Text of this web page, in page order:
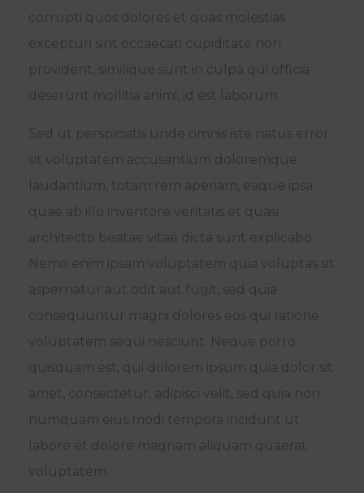
corrupti quos dolores et quas molestias
excepturi sint occaecati cupiditate non
provident, similique sunt in culpa qui officia
deserunt mollitia animi, id est laborum.
Sed ut perspiciatis unde omnis iste natus error
sit voluptatem accusantium doloremque
laudantium, totam rem aperiam, eaque ipsa
quae ab illo inventore veritatis et quasi
architecto beatae vitae dicta sunt explicabo.
Nemo enim ipsam voluptatem quia voluptas sit
aspernatur aut odit aut fugit, sed quia
consequuntur magni dolores eos qui ratione
voluptatem sequi nesciunt. Neque porro
quisquam est, qui dolorem ipsum quia dolor sit
amet, consectetur, adipisci velit, sed quia non
numquam eius modi tempora incidunt ut
labore et dolore magnam aliquam quaerat
voluptatem.